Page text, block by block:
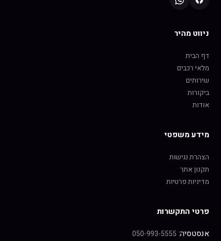
ניווט מהיר
דף הבית
מלאי רכבים
שירותים
ביקורות
אודות
מידע משפטי
הצהרת נגישות
תקנון אתר
מדיניות פרטיות
פרטי התקשרות
אנסטסיה: 050-993-5555